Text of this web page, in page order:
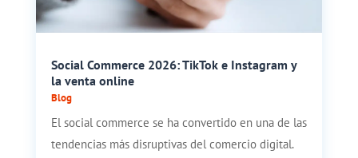
Social Commerce 2026: TikTok e Instagram y
la venta online
Blog
El social commerce se ha convertido en una de las
tendencias más disruptivas del comercio digital.